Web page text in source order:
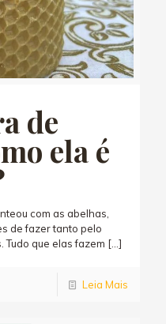
de
ela é
com as abelhas,
de fazer tanto pelo
Tudo que elas fazem […]
Leia Mais